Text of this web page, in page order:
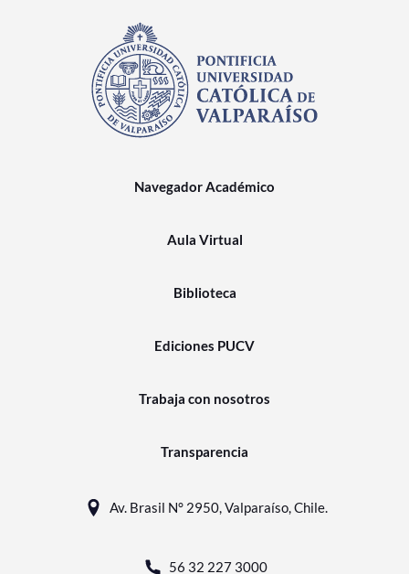
Navegador Académico
Aula Virtual
Biblioteca
Ediciones PUCV
Trabaja con nosotros
Transparencia
Av. Brasil N° 2950, Valparaíso, Chile.
56 32 227 3000